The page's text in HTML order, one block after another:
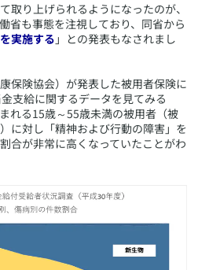
取り上げられるようになったのが、
省も事態を注視しており、同省から
実施する 」との発表もなされまし
保険協会）が発表した被用者保険に
支給に関するデータを見てみる
れる15歳～55歳未満の被用者（被
に対し「精神および行動の障害」を
合が非常に高くなっていたことがわ